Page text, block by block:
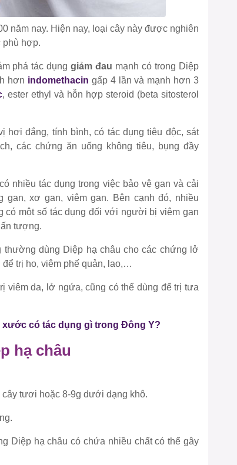
năm nay. Hiện nay, loại cây này được nghiên
phù hợp.
phá tác dụnggiảm đau mạnh có trong Diệp
hơn indomethacin gấp 4 lần và mạnh hơn 3
, ester ethyl và hỗn hợp steroid (beta sitosterol
hơi đắng, tính bình, có tác dụng tiêu độc, sát
các chứng ăn uống không tiêu, bụng đầy
nhiều tác dụng trong việc bảo vệ gan và cải
xơ gan, viêm gan. Bên cạnh đó, nhiều
có một số tác dụng đối với người bị viêm gan
tượng.
dùng Diệp hạ châu cho các chứng lở
để trị ho, viêm phế quản, lao,…
viêm da, lở ngứa, cũng có thể dùng để trị tưa
xước có tác dụng gì trong Đông Y?
hạ châu
tươi hoặc 8-9g dưới dạng khô.
Diệp hạ châu có chứa nhiều chất có thể gây